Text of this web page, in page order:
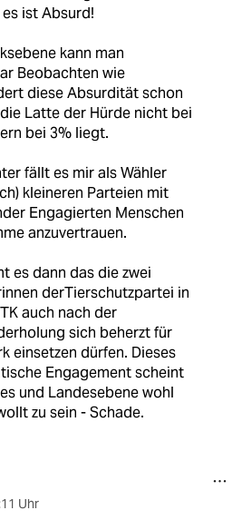
ist Absurd!
kann man
Beobachten wie
diese Absurdität schon
Latte der Hürde nicht bei
bei 3% liegt.
fällt es mir als Wähler
kleineren Parteien mit
Engagierten Menschen
anzuvertrauen.
es dann das die zwei
derTierschutzpartei in
auch nach der
sich beherzt für
einsetzen dürfen. Dieses
Engagement scheint
und Landesebene wohl
zu sein - Schade.
Uhr